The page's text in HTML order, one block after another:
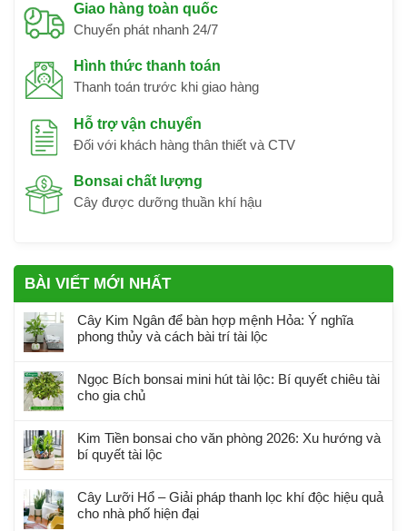
Giao hàng toàn quốc
Chuyển phát nhanh 24/7
Hình thức thanh toán
Thanh toán trước khi giao hàng
Hỗ trợ vận chuyển
Đối với khách hàng thân thiết và CTV
Bonsai chất lượng
Cây được dưỡng thuần khí hậu
BÀI VIẾT MỚI NHẤT
Cây Kim Ngân để bàn hợp mệnh Hỏa: Ý nghĩa
phong thủy và cách bài trí tài lộc
Ngọc Bích bonsai mini hút tài lộc: Bí quyết chiêu tài
cho gia chủ
Kim Tiền bonsai cho văn phòng 2026: Xu hướng và
bí quyết tài lộc
Cây Lưỡi Hổ – Giải pháp thanh lọc khí độc hiệu quả
cho nhà phố hiện đại